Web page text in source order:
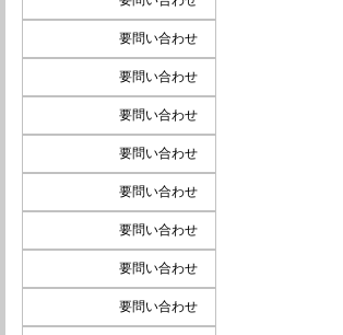
要問い合わせ
要問い合わせ
要問い合わせ
要問い合わせ
要問い合わせ
要問い合わせ
要問い合わせ
要問い合わせ